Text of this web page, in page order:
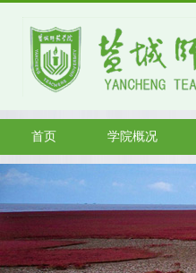
首页 学院概况